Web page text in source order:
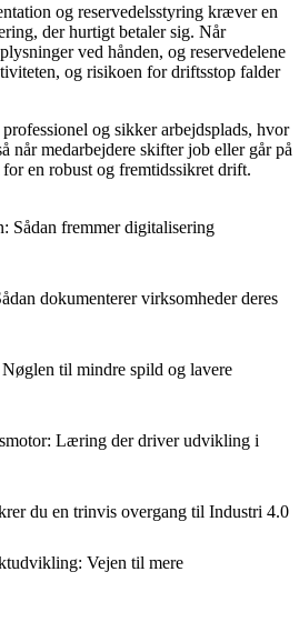
og reservedelsstyring kræver en
der hurtigt betaler sig. Når
ved hånden, og reservedelene
og risikoen for driftsstop falder
og sikker arbejdsplads, hvor
når medarbejdere skifter job eller går på
en robust og fremtidssikret drift.
fremmer digitalisering
dokumenterer virksomheder deres
til mindre spild og lavere
Læring der driver udvikling i
du en trinvis overgang til Industri 4.0
Vejen til mere